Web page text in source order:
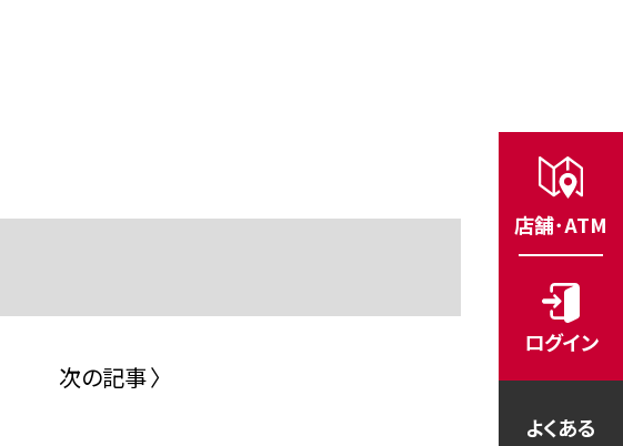
次の記事 〉
店舗･ATM
ログイン
よくある